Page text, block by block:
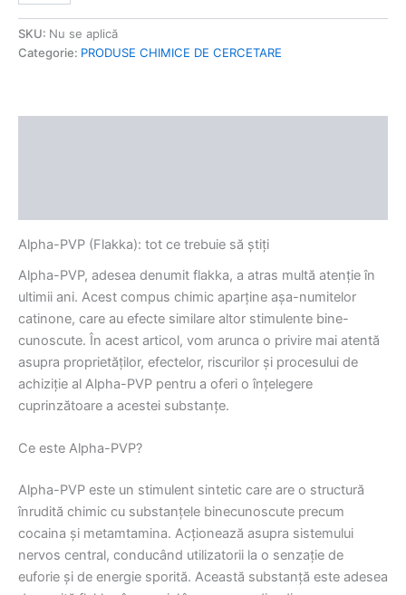
SKU: Nu se aplică
Categorie: PRODUSE CHIMICE DE CERCETARE
Alpha-PVP (Flakka): tot ce trebuie să știți
Alpha-PVP, adesea denumit flakka, a atras multă atenție în
ultimii ani. Acest compus chimic aparține așa-numitelor
catinone, care au efecte similare altor stimulente bine-
cunoscute. În acest articol, vom arunca o privire mai atentă
asupra proprietăților, efectelor, riscurilor și procesului de
achiziție al Alpha-PVP pentru a oferi o înțelegere
cuprinzătoare a acestei substanțe.
Ce este Alpha-PVP?
Alpha-PVP este un stimulent sintetic care are o structură
înrudită chimic cu substanțele binecunoscute precum
cocaina și metamtamina. Acționează asupra sistemului
nervos central, conducând utilizatorii la o senzație de
euforie și de energie sporită. Această substanță este adesea